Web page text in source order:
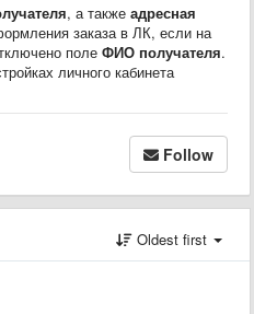
, а также адресная
заказа в ЛК, если на
поле ФИО получателя.
личного кабинета
Follow
Oldest first